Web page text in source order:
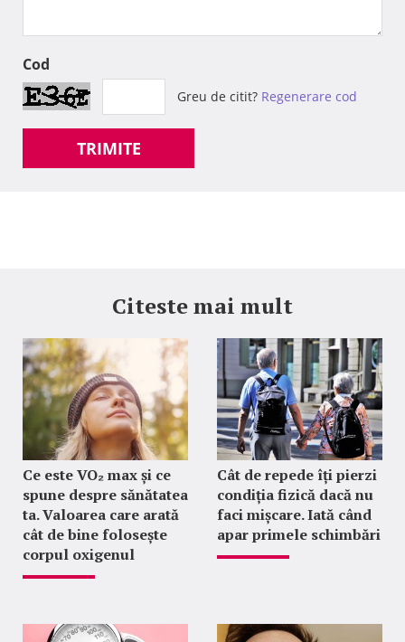
Cod
Greu de citit? Regenerare cod
TRIMITE
Citeste mai mult
Ce este VO₂ max și ce
spune despre sănătatea
ta. Valoarea care arată
cât de bine folosește
corpul oxigenul
Cât de repede îți pierzi
condiția fizică dacă nu
faci mișcare. Iată când
apar primele schimbări